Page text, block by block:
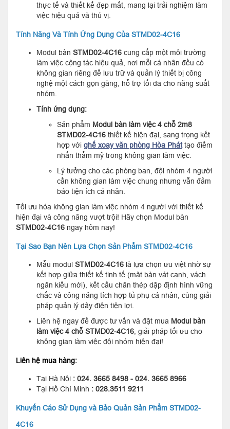
thực tế và thiết kế đẹp mắt, mang lại trải nghiệm làm
việc hiệu quả và thú vị.
Tính Năng Và Tính Ứng Dụng Của STMD02-4C16
Modul bàn STMD02-4C16 cung cấp một môi trường
làm việc cộng tác hiệu quả, nơi mỗi cá nhân đều có
không gian riêng để lưu trữ và quản lý thiết bị công
nghệ một cách gọn gàng, hỗ trợ tối đa cho năng suất
nhóm.
Tính ứng dụng:
Sản phẩm Modul bàn làm việc 4 chỗ 2m8
STMD02-4C16 thiết kế hiện đại, sang trọng kết
hợp với ghế xoay văn phòng Hòa Pháttạo điểm
nhấn thẩm mỹ trong không gian làm việc.
Lý tưởng cho các phòng ban, đội nhóm 4 người
cần không gian làm việc chung nhưng vẫn đảm
bảo tiện ích cá nhân.
Tối ưu hóa không gian làm việc nhóm 4 người với thiết kế
hiện đại và công năng vượt trội! Hãy chọn Modul bàn
STMD02-4C16 ngay hôm nay!
Tại Sao Bạn Nên Lựa Chọn Sản Phẩm STMD02-4C16
Mẫu modul STMD02-4C16 là lựa chọn ưu việt nhờ sự
kết hợp giữa thiết kế tinh tế (mặt bàn vát cạnh, vách
ngăn kiểu mới), kết cấu chân thép dập định hình vững
chắc và công năng tích hợp tủ phụ cá nhân, cùng giải
pháp quản lý dây điện tiện lợi.
Liên hệ ngay để được tư vấn và đặt mua Modul bàn
làm việc 4 chỗ STMD02-4C16 , giải pháp tối ưu cho
không gian làm việc đội nhóm hiện đại!
Liên hệ mua hàng:
Tại Hà Nội : 024. 3665 8498 - 024. 3665 8966
Tại Hồ Chí Minh : 028.3511 9211
Khuyến Cáo Sử Dụng và Bảo Quản Sản Phẩm STMD02-
4C16